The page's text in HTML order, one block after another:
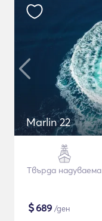
Marlin 22
Твърда надуваема
$689 /ден